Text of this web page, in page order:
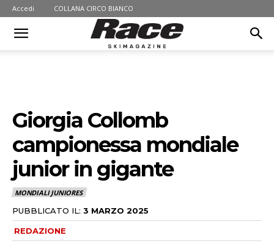
Accedi COLLANA CIRCO BIANCO
Giorgia Collomb
campionessa mondiale
junior in gigante
MONDIALI JUNIORES
PUBBLICATO IL: 3 MARZO 2025
REDAZIONE